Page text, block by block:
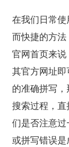
在我们日常使
而快捷的方
官网首页来说
其官方网址
的准确拼写
搜索过程，
们是否注意
或拼写错误是